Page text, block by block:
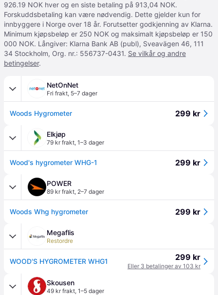
926.19 NOK hver og en siste betaling på 913,04 NOK.
Forskuddsbetaling kan være nødvendig. Dette gjelder kun for
innbyggere i Norge over 18 år. Forutsetter godkjenning av Klarna.
Minimum kjøpsbeløp er 250 NOK og maksimalt kjøpsbeløp er 150
000 NOK. Långiver: Klarna Bank AB (publ), Sveavägen 46, 111
34 Stockholm, Org. nr.: 556737-0431. Se vilkår og andre
betingelser.
NetOnNet
Fri frakt, 5–7 dager
Woods Hygrometer 299 kr
Elkjøp
79 kr frakt, 1–3 dager
Wood's hygrometer WHG-1 299 kr
POWER
89 kr frakt, 2–7 dager
Woods Whg hygrometer 299 kr
Megaflis
Restordre
WOOD'S HYGROMETER WHG1 299 kr
Eller 3 betalinger av 103 kr
Skousen
49 kr frakt, 1–5 dager